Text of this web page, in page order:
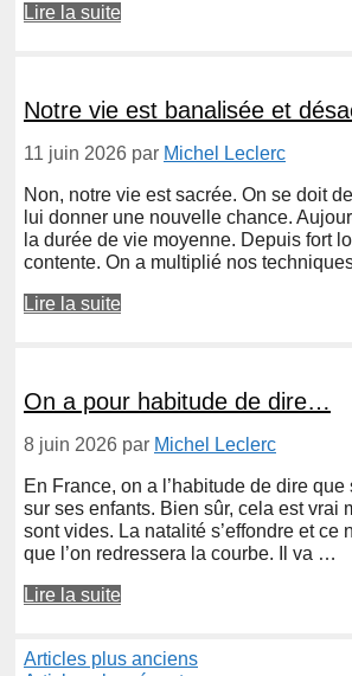
Lire la suite
Notre vie est banalisée et
11 juin 2026 par Michel Leclerc
Non, notre vie est sacrée. On se doit
lui donner une nouvelle chance.
la durée de vie moyenne. Depuis fort
contente. On a multiplié nos
Lire la suite
On a pour habitude de dire…
8 juin 2026 par Michel Leclerc
En France, on a l’habitude de dire
sur ses enfants. Bien sûr, cela est vrai
sont vides. La natalité s’effondre et ce
que l’on redressera la courbe. Il va …
Lire la suite
Articles plus anciens